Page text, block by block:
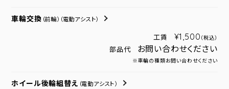
車輪交換 （前輪） （電動アシスト）
工賃 ¥1,500 （税込）
部品代 お問い合わせください
※車輪の種類お問い合わせください
ホイール後輪組替え （電動アシスト）